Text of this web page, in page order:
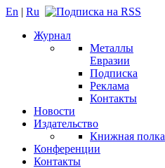
En | Ru
Журнал
Металлы
Евразии
Подписка
Реклама
Контакты
Новости
Издательство
Книжная полка
Конференции
Контакты